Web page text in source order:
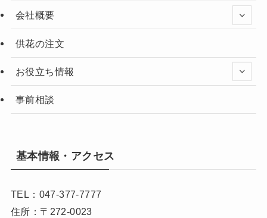
会社概要
供花の注文
お役立ち情報
事前相談
基本情報・アクセス
TEL：047-377-7777
住所：〒272-0023